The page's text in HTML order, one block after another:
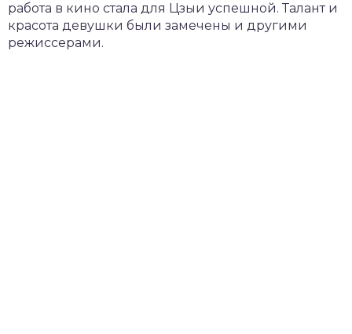
работа в кино стала для Цзыи успешной. Талант и
красота девушки были замечены и другими
режиссерами.